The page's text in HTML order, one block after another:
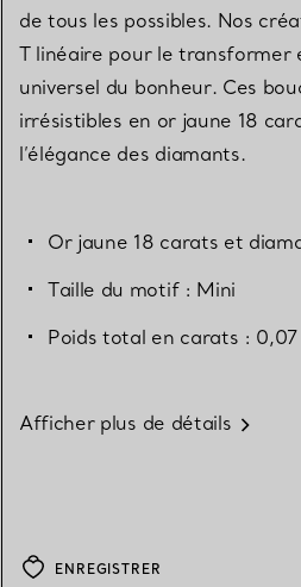
de tous les possibles. Nos
T linéaire pour le transformer
universel du bonheur. Ces
irrésistibles en or jaune 18
l’élégance des diamants.
Or jaune 18 carats et
Taille du motif : Mini
Poids total en carats : 0,07
Afficher plus de détails
ENREGISTRER